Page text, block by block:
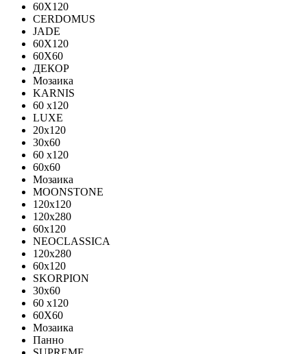
60X120
CERDOMUS
JADE
60X120
60X60
ДЕКОР
Мозаика
KARNIS
60 x120
LUXE
20x120
30х60
60 x120
60x60
Мозаика
MOONSTONE
120x120
120х280
60x120
NEOCLASSICA
120х280
60х120
SKORPION
30х60
60 x120
60X60
Мозаика
Панно